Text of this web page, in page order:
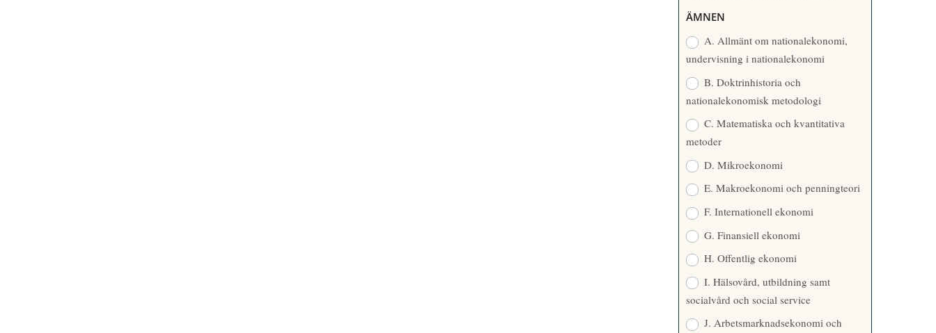
ÄMNEN
A. Allmänt om nationalekonomi,
undervisning i nationalekonomi
B. Doktrinhistoria och
nationalekonomisk metodologi
C. Matematiska och kvantitativa
metoder
D. Mikroekonomi
E. Makroekonomi och penningteori
F. Internationell ekonomi
G. Finansiell ekonomi
H. Offentlig ekonomi
I. Hälsovård, utbildning samt
socialvård och social service
J. Arbetsmarknadsekonomi och